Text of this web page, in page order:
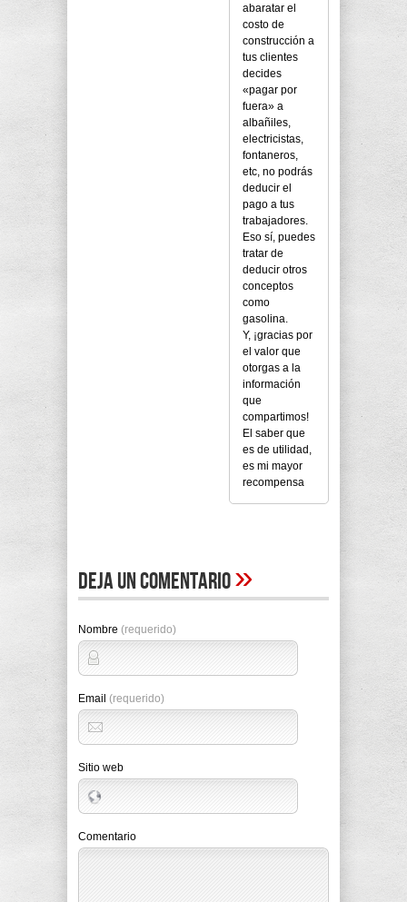
abaratar el
costo de
construcción a
tus clientes
decides
«pagar por
fuera» a
albañiles,
electricistas,
fontaneros,
etc, no podrás
deducir el
pago a tus
trabajadores.
Eso sí, puedes
tratar de
deducir otros
conceptos
como
gasolina.
Y, ¡gracias por
el valor que
otorgas a la
información
que
compartimos!
El saber que
es de utilidad,
es mi mayor
recompensa
Deja un comentario»
Nombre (requerido)
Email (requerido)
Sitio web
Comentario